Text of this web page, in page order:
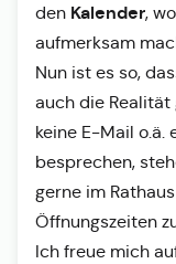
den Kalender,
aufmerksam
Nun ist es so,
auch die
keine E-Mail o.ä.
besprechen,
gerne im
Öffnungszeiten
Ich freue mich